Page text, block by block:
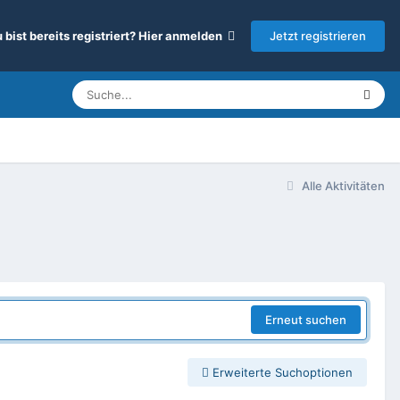
bist bereits registriert? Hier anmelden Jetzt registrieren
Alle Aktivitäten
Erneut suchen
Erweiterte Suchoptionen